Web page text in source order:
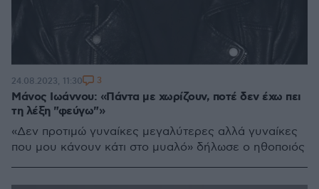
Μάνος Ιωάννου: «Πάντα με χωρίζουν, ποτέ δεν έχω πει
τη λέξη "φεύγω"»
«Δεν προτιμώ γυναίκες μεγαλύτερες αλλά γυναίκες
που μου κάνουν κάτι στο μυαλό» δήλωσε ο ηθοποιός
24.08.2023, 11:30 3